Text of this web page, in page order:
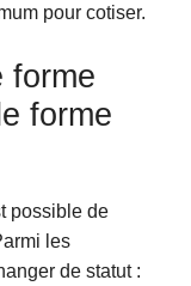
pour cotiser.
forme
forme
possible de
les
de statut :